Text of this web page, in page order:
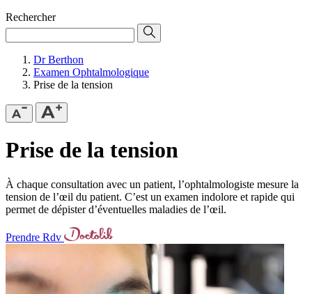
Rechercher
Dr Berthon
Examen Ophtalmologique
Prise de la tension
Prise de la tension
À chaque consultation avec un patient, l’ophtalmologiste mesure la
tension de l’œil du patient. C’est un examen indolore et rapide qui
permet de dépister d’éventuelles maladies de l’œil.
Prendre Rdv